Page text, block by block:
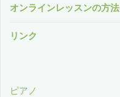
オンラインレッスンの方法
リンク
ピアノ